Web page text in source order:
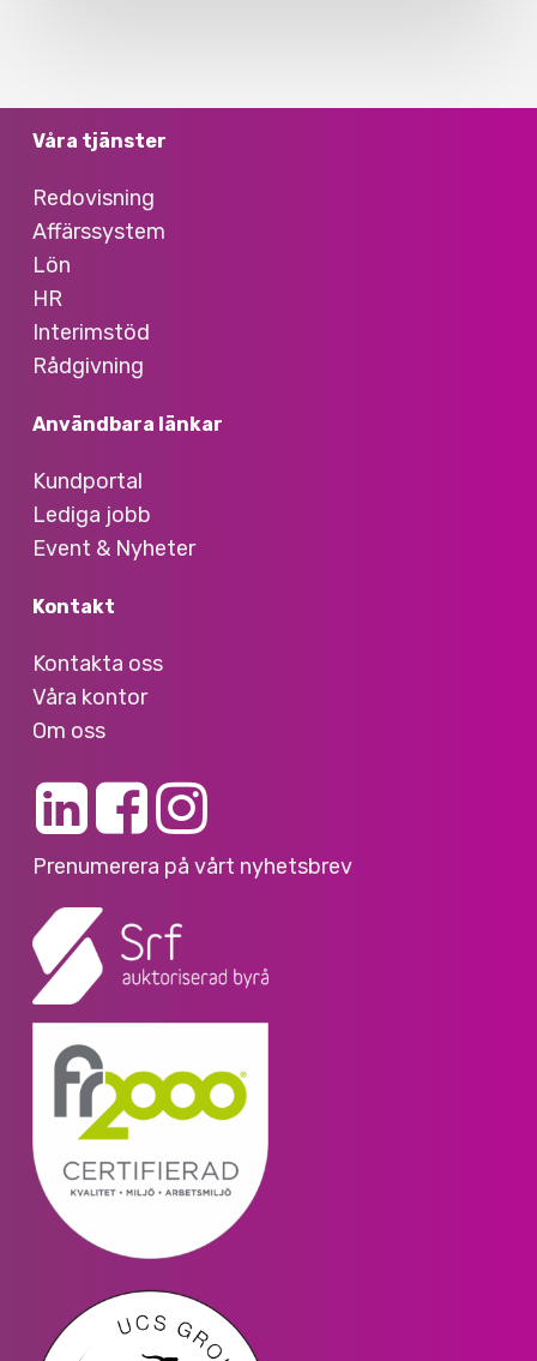
Våra tjänster
Redovisning
Affärssystem
Lön
HR
Interimstöd
Rådgivning
Användbara länkar
Kundportal
Lediga jobb
Event & Nyheter
Kontakt
Kontakta oss
Våra kontor
Om oss
Prenumerera på vårt nyhetsbrev